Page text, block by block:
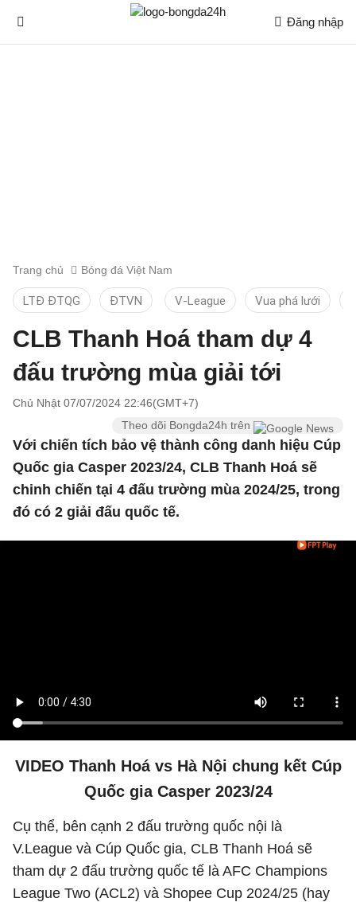
Đăng nhập
Trang chủ Bóng đá Việt Nam
LTĐ ĐTQG ĐTVN V-League Vua phá lưới
CLB Thanh Hoá tham dự 4
đấu trường mùa giải tới
Chủ Nhật 07/07/2024 22:46(GMT+7)
Theo dõi Bongda24h trên
Với chiến tích bảo vệ thành công danh hiệu Cúp
Quốc gia Casper 2023/24, CLB Thanh Hoá sẽ
chinh chiến tại 4 đấu trường mùa 2024/25, trong
đó có 2 giải đấu quốc tế.
VIDEO Thanh Hoá vs Hà Nội chung kết Cúp
Quốc gia Casper 2023/24
Cụ thể, bên cạnh 2 đấu trường quốc nội là
V.League và Cúp Quốc gia, CLB Thanh Hoá sẽ
tham dự 2 đấu trường quốc tế là AFC Champions
League Two (ACL2) và Shopee Cup 2024/25 (hay